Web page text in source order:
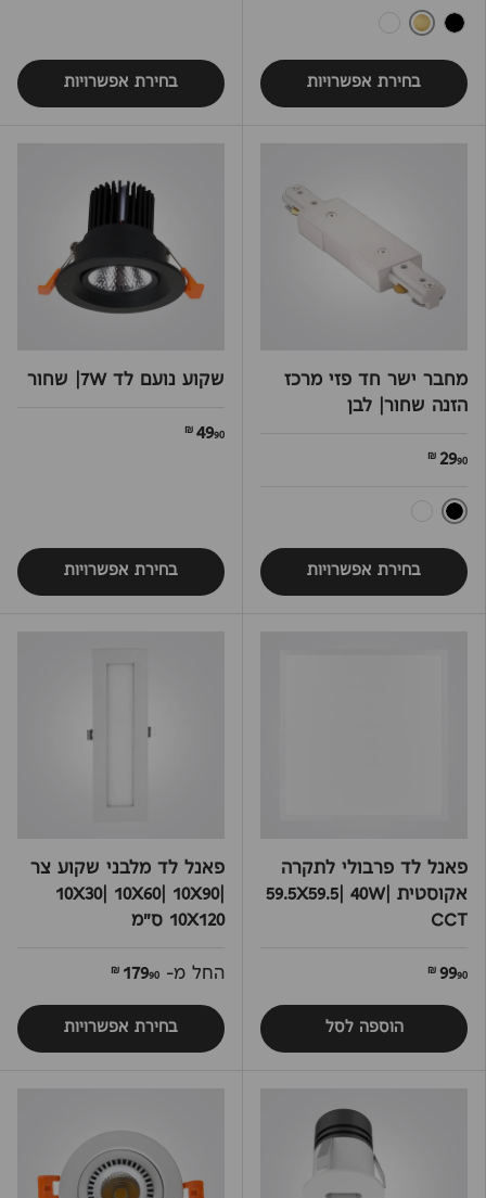
בחירת אפשרויות בחירת אפשרויות
מחבר ישר חד פזי מרכז
הזנה שחור| לבן
2990 ₪
בחירת אפשרויות
שקוע נועם לד 7W| שחור
4990 ₪
בחירת אפשרויות
פאנל לד פרבולי לתקרה
אקוסטית 59.5X59.5| 40W|
CCT
9990 ₪
הוספה לסל
פאנל לד מלבני שקוע צר
10X30| 10X60| 10X90|
10X120 ס"מ
החל מ- 17990 ₪
בחירת אפשרויות